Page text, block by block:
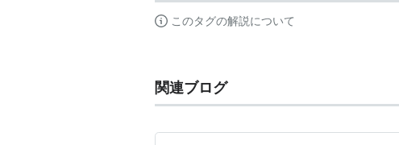
このタグの解説について
関連ブログ